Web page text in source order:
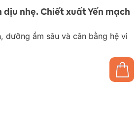
dịu nhẹ. Chiết xuất Yến mạch
dưỡng ẩm sâu và cân bằng hệ vi